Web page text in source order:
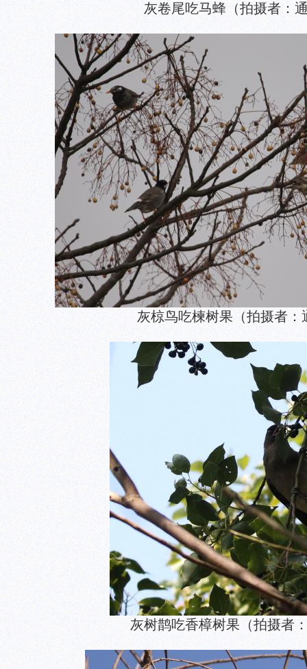
灰卷尾吃马蜂（拍摄者：
灰椋鸟吃楝树果（拍摄者：
灰树鹊吃香樟树果（拍摄者